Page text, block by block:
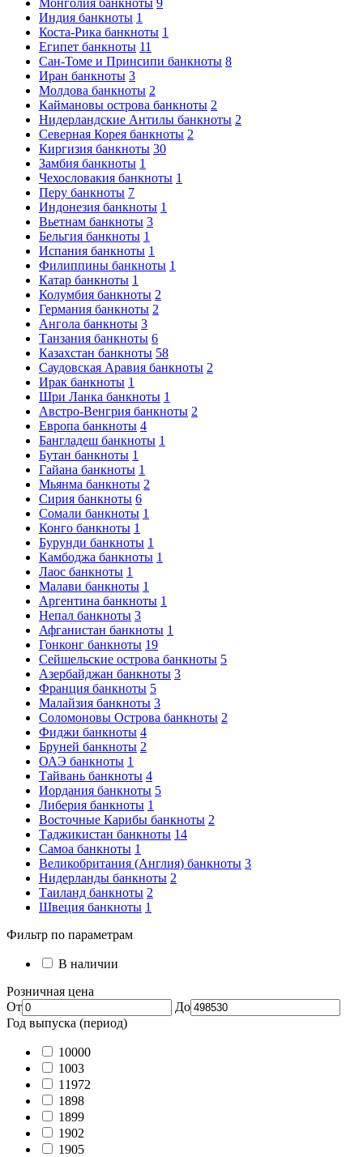
Монголия банкноты 9
Индия банкноты 1
Коста-Рика банкноты 1
Египет банкноты 11
Сан-Томе и Принсипи банкноты 8
Иран банкноты 3
Молдова банкноты 2
Каймановы острова банкноты 2
Нидерландские Антилы банкноты 2
Северная Корея банкноты 2
Киргизия банкноты 30
Замбия банкноты 1
Чехословакия банкноты 1
Перу банкноты 7
Индонезия банкноты 1
Вьетнам банкноты 3
Бельгия банкноты 1
Испания банкноты 1
Филиппины банкноты 1
Катар банкноты 1
Колумбия банкноты 2
Германия банкноты 2
Ангола банкноты 3
Танзания банкноты 6
Казахстан банкноты 58
Саудовская Аравия банкноты 2
Ирак банкноты 1
Шри Ланка банкноты 1
Австро-Венгрия банкноты 2
Европа банкноты 4
Бангладеш банкноты 1
Бутан банкноты 1
Гайана банкноты 1
Мьянма банкноты 2
Сирия банкноты 6
Сомали банкноты 1
Конго банкноты 1
Бурунди банкноты 1
Камбоджа банкноты 1
Лаос банкноты 1
Малави банкноты 1
Аргентина банкноты 1
Непал банкноты 3
Афганистан банкноты 1
Гонконг банкноты 19
Сейшельские острова банкноты 5
Азербайджан банкноты 3
Франция банкноты 5
Малайзия банкноты 3
Соломоновы Острова банкноты 2
Фиджи банкноты 4
Бруней банкноты 2
ОАЭ банкноты 1
Тайвань банкноты 4
Иордания банкноты 5
Либерия банкноты 1
Восточные Карибы банкноты 2
Таджикистан банкноты 14
Самоа банкноты 1
Великобритания (Англия) банкноты 3
Нидерланды банкноты 2
Таиланд банкноты 2
Швеция банкноты 1
Фильтр по параметрам
В наличии
Розничная цена
От
До
Год выпуска (период)
10000
1003
11972
1898
1899
1902
1905